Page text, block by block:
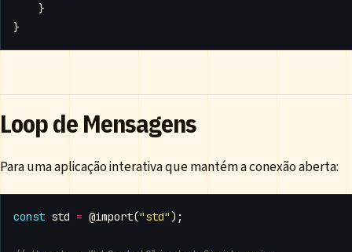
}
}
Loop de Mensagens
Para uma aplicação interativa que mantém a conexão aberta:
const std = @import("std");